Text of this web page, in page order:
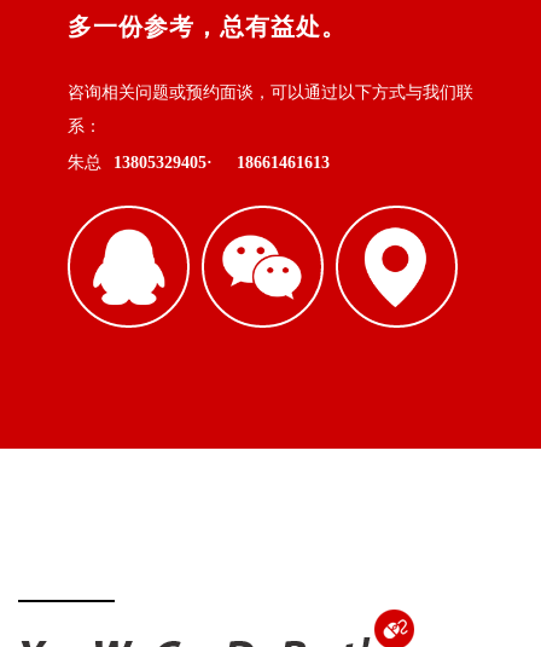
多一份参考，总有益处。
咨询相关问题或预约面谈，可以通过以下方式与我们联
系：
朱总
13805329405· 18661461613